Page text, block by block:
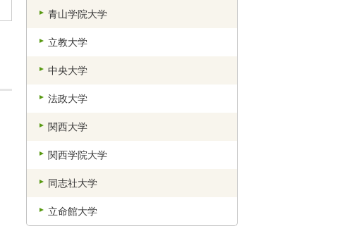
青山学院大学
立教大学
中央大学
法政大学
関西大学
関西学院大学
同志社大学
立命館大学